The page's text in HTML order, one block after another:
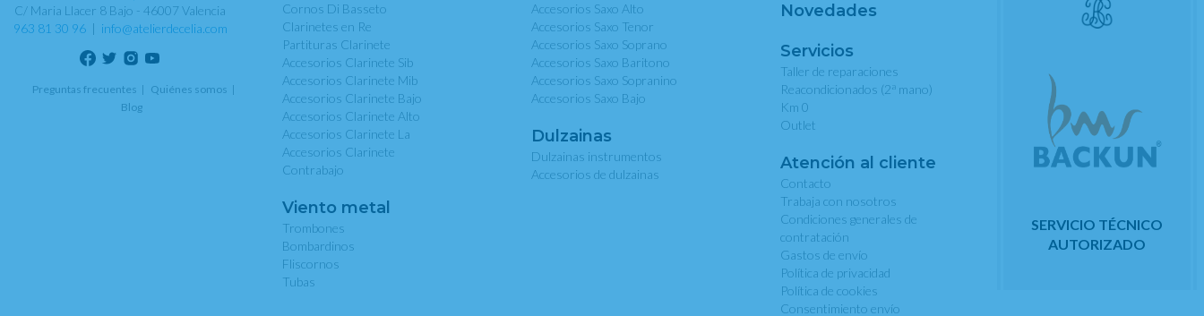
C/ Maria Llacer 8 Bajo - 46007 Valencia
963 81 30 96| info@atelierdecelia.com
Preguntas frecuentes
Quiénes somos
Blog
Cornos Di Basseto
Clarinetes en Re
Partituras Clarinete
Accesorios Clarinete Sib
Accesorios Clarinete Mib
Accesorios Clarinete Bajo
Accesorios Clarinete Alto
Accesorios Clarinete La
Accesorios Clarinete
Contrabajo
Viento metal
Trombones
Bombardinos
Fliscornos
Tubas
Accesorios Saxo Alto
Accesorios Saxo Tenor
Accesorios Saxo Soprano
Accesorios Saxo Baritono
Accesorios Saxo Sopranino
Accesorios Saxo Bajo
Dulzainas
Dulzainas instrumentos
Accesorios de dulzainas
Novedades
Servicios
Taller de reparaciones
Reacondicionados (2a mano)
Km 0
Outlet
Atención al cliente
Contacto
Trabaja con nosotros
Condiciones generales de
contratación
Gastos de envío
Política de privacidad
Política de cookies
Consentimiento envío
SERVICIO TÉCNICO
AUTORIZADO